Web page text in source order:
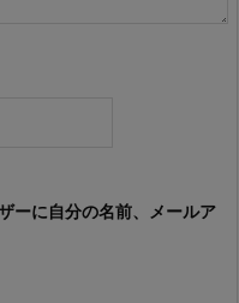
ーに自分の名前、メールア